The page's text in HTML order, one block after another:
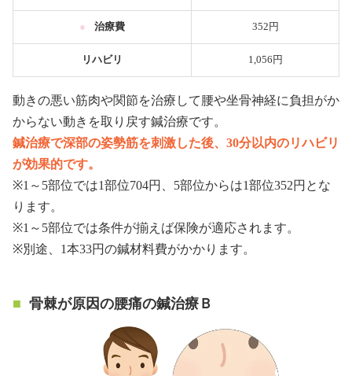
● 治療費 352円
リハビリ 1,056円
動きの悪い筋肉や関節を治療して腰や坐骨神経に負担がか
からない動きを取り戻す鍼治療です。
鍼治療で深部の姿勢筋を刺激した後、30分以内のリハビリ
が効果的です。
※1～5部位では1部位704円、5部位からは1部位352円とな
ります。
※1～5部位では条件が揃えば保険が適応されます。
※別途、1本33円の鍼材料費がかかります。
骨棘が原因の腰痛の鍼治療Ｂ